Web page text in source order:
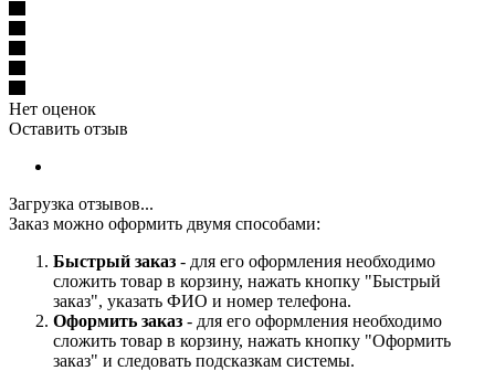
Нет оценок
Оставить отзыв
Загрузка отзывов...
Заказ можно оформить двумя способами:
Быстрый заказ - для его оформления необходимо
сложить товар в корзину, нажать кнопку "Быстрый
заказ", указать ФИО и номер телефона.
Оформить заказ - для его оформления необходимо
сложить товар в корзину, нажать кнопку "Оформить
заказ" и следовать подсказкам системы.